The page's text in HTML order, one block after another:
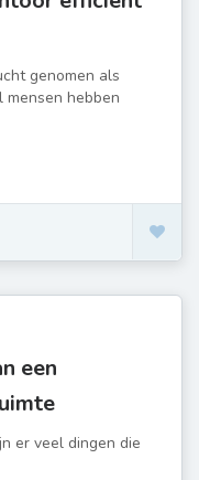
genomen als
mensen hebben
een
er veel dingen die